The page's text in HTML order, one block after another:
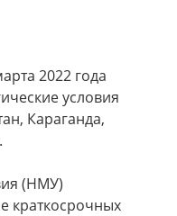
2022 года
условия
Караганда,
(НМУ)
краткосрочных